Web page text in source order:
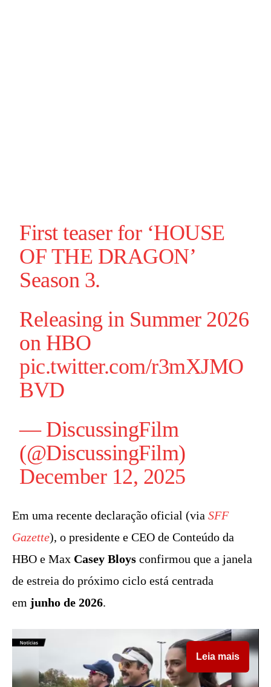
First teaser for ‘HOUSE
OF THE DRAGON’
Season 3.
Releasing in Summer 2026
on HBO
pic.twitter.com/r3mXJMO
BVD
— DiscussingFilm
(@DiscussingFilm)
December 12, 2025
Em uma recente declaração oficial (via SFF
Gazette), o presidente e CEO de Conteúdo da
HBO e Max Casey Bloys confirmou que a janela
de estreia do próximo ciclo está centrada
em junho de 2026.
Leia mais